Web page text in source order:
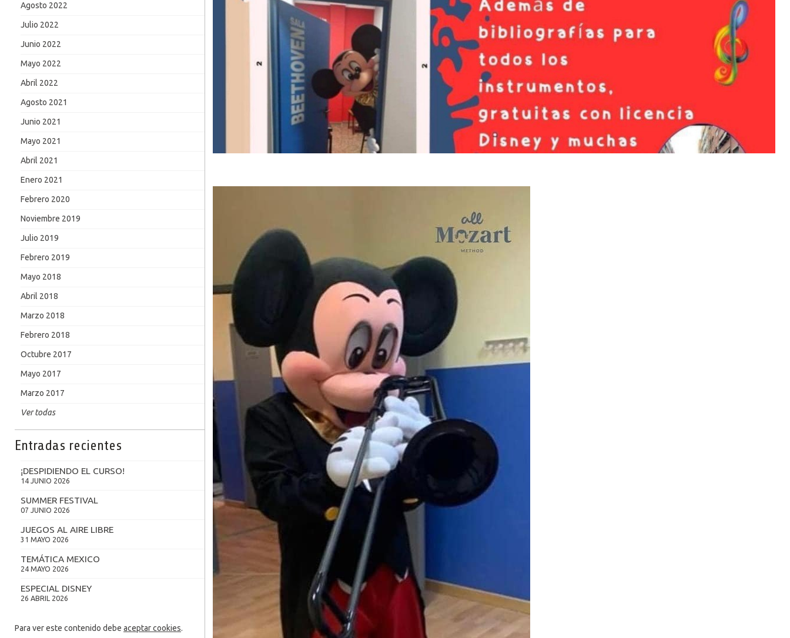
Agosto 2022
Julio 2022
Junio 2022
Mayo 2022
Abril 2022
Agosto 2021
Junio 2021
Mayo 2021
Abril 2021
Enero 2021
Febrero 2020
Noviembre 2019
Julio 2019
Febrero 2019
Mayo 2018
Abril 2018
Marzo 2018
Febrero 2018
Octubre 2017
Mayo 2017
Marzo 2017
Ver todas
Entradas recientes
¡DESPIDIENDO EL CURSO!
14 JUNIO 2026
SUMMER FESTIVAL
07 JUNIO 2026
JUEGOS AL AIRE LIBRE
31 MAYO 2026
TEMÁTICA MEXICO
24 MAYO 2026
ESPECIAL DISNEY
26 ABRIL 2026
Para ver este contenido debe aceptar cookies.